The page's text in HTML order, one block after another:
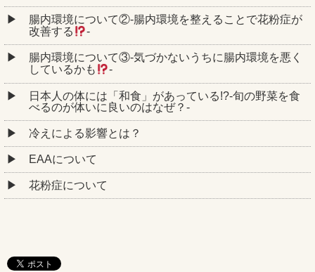
腸内環境について②‐腸内環境を整えることで花粉症が
改善する
‐
腸内環境について③‐気づかないうちに腸内環境を悪く
しているかも
‐
日本人の体には「和食」があっている!?-旬の野菜を食
べるのが体いに良いのはなぜ？-
冷えによる影響とは？
EAAについて
花粉症について